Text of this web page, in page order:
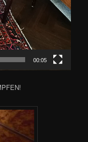
00:05